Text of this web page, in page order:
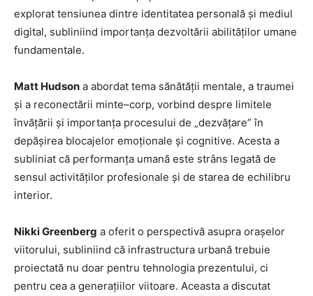
explorat tensiunea dintre identitatea personală și mediul
digital, subliniind importanța dezvoltării abilităților umane
fundamentale.
Matt Hudson a abordat tema sănătății mentale, a traumei
și a reconectării minte–corp, vorbind despre limitele
învățării și importanța procesului de „dezvățare” în
depășirea blocajelor emoționale și cognitive. Acesta a
subliniat că performanța umană este strâns legată de
sensul activităților profesionale și de starea de echilibru
interior.
Nikki Greenberg a oferit o perspectivă asupra orașelor
viitorului, subliniind că infrastructura urbană trebuie
proiectată nu doar pentru tehnologia prezentului, ci
pentru cea a generațiilor viitoare. Aceasta a discutat